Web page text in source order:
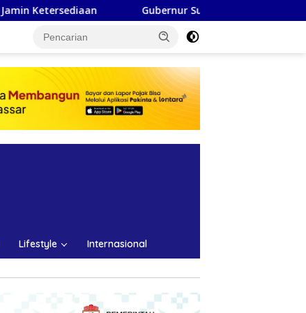
Gubernur Sulsel dan Mensos Tinjau Sekolah Rakyat
Lifestyle Internasional